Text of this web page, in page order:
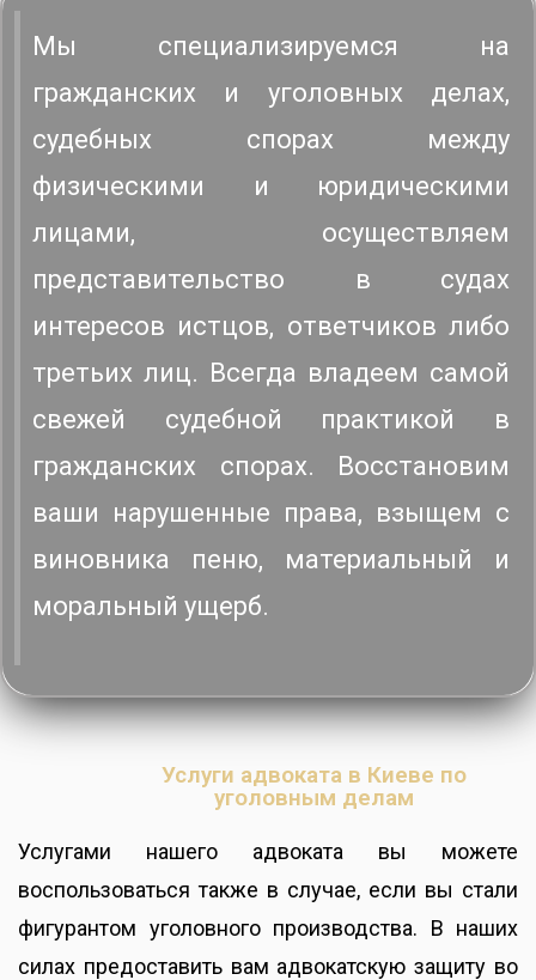
Мы специализируемся на
гражданских и уголовных делах,
судебных спорах между
физическими и юридическими
лицами, осуществляем
представительство в судах
интересов истцов, ответчиков либо
третьих лиц. Всегда владеем самой
свежей судебной практикой в
гражданских спорах. Восстановим
ваши нарушенные права, взыщем с
виновника пеню, материальный и
моральный ущерб.
Услуги адвоката в Киеве по
уголовным делам
Услугами нашего адвоката вы можете
воспользоваться также в случае, если вы стали
фигурантом уголовного производства. В наших
силах предоставить вам адвокатскую защиту во